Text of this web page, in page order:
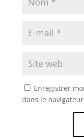
Enregistrer
dans le